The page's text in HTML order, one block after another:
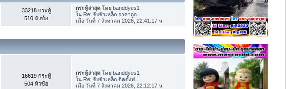
33218 กระทู้
510 หัวข้อ
กระทู้ล่าสุด โดยbanddyes1
ใน Re: ชิงช้าเหล็ก ราคาถูก ...
เมื่อ วันที่ 7 สิงหาคม 2026, 22:41:17 น.
16619 กระทู้
504 หัวข้อ
กระทู้ล่าสุด โดยbanddyes1
ใน Re: ชิงช้าเหล็ก ติดตั้งฟ...
เมื่อ วันที่ 7 สิงหาคม 2026, 22:12:17 น.